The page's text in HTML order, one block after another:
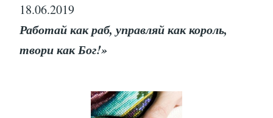
18.06.2019
Работай как раб, управляй как король,
твори как Бог!»